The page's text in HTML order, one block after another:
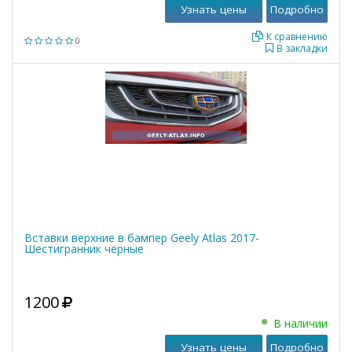
0
В закладки
К сравнению
Узнать цены Подробно
Вставки верхние в бампер Geely Atlas 2017-
Шестигранник черные
1200
В наличии
Узнать цены Подробно